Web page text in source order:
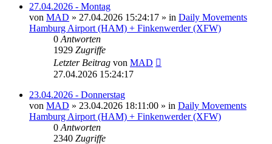
27.04.2026 - Montag
von MAD » 27.04.2026 15:24:17 » in Daily Movements
Hamburg Airport (HAM) + Finkenwerder (XFW)
0 Antworten
1929 Zugriffe
Letzter Beitrag von MAD
27.04.2026 15:24:17
23.04.2026 - Donnerstag
von MAD » 23.04.2026 18:11:00 » in Daily Movements
Hamburg Airport (HAM) + Finkenwerder (XFW)
0 Antworten
2340 Zugriffe